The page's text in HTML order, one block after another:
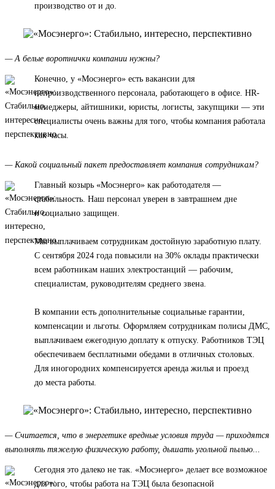
производство от и до.
— А белые воротнички компании нужны?
Конечно, у «Мосэнерго» есть вакансии для
непроизводственного персонала, работающего в офисе. HR-
менеджеры, айтишники, юристы, логисты, закупщики — эти
специалисты очень важны для того, чтобы компания работала
как часы.
— Какой социальный пакет предоставляет компания сотрудникам?
Главный козырь «Мосэнерго» как работодателя —
стабильность. Наш персонал уверен в завтрашнем дне
и социально защищен.
Мы выплачиваем сотрудникам достойную заработную плату.
С сентября 2024 года повысили на 30% оклады практически
всем работникам наших электростанций — рабочим,
специалистам, руководителям среднего звена.
В компании есть дополнительные социальные гарантии,
компенсации и льготы. Оформляем сотрудникам полисы ДМС,
выплачиваем ежегодную доплату к отпуску. Работников ТЭЦ
обеспечиваем бесплатными обедами в отличных столовых.
Для иногородних компенсируется аренда жилья и проезд
до места работы.
— Считается, что в энергетике вредные условия труда — приходятся
выполнять тяжелую физическую работу, дышать угольной пылью...
Сегодня это далеко не так. «Мосэнерго» делает все возможное
для того, чтобы работа на ТЭЦ была безопасной